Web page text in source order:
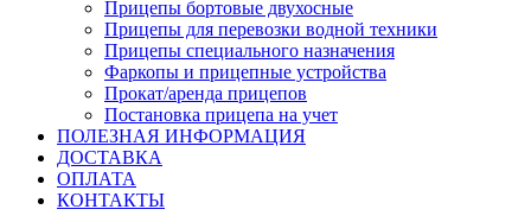
Прицепы бортовые двухосные
Прицепы для перевозки водной техники
Прицепы специального назначения
Фаркопы и прицепные устройства
Прокат/аренда прицепов
Постановка прицепа на учет
ПОЛЕЗНАЯ ИНФОРМАЦИЯ
ДОСТАВКА
ОПЛАТА
КОНТАКТЫ